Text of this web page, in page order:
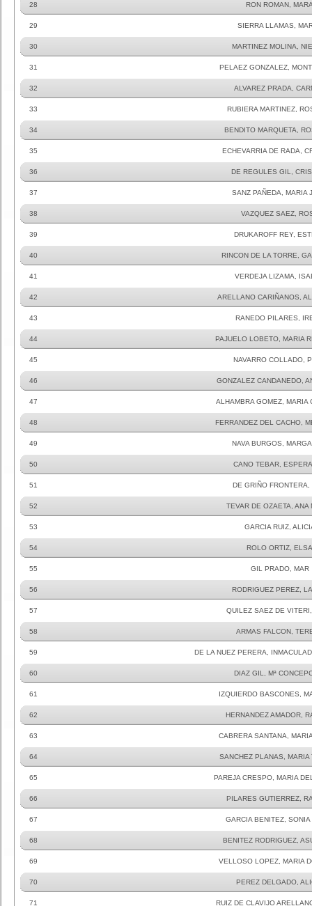
28 RON ROMAN,
29 SIERRA LLAMAS,
30 MARTINEZ MOLINA,
31 PELAEZ GONZALEZ,
32 ALVAREZ PRADA,
33 RUBIERA MARTINEZ,
34 BENDITO MARQUETA,
35 ECHEVARRIA DE RADA,
36 DE REGULES GIL,
37 SANZ PAÑEDA, MARIA
38 VAZQUEZ SAEZ,
39 DRUKAROFF REY,
40 RINCON DE LA TORRE,
41 VERDEJA LIZAMA,
42 ARELLANO CARIÑANOS,
43 RANEDO PILARES,
44 PAJUELO LOBETO, MARIA
45 NAVARRO COLLADO,
46 GONZALEZ CANDANEDO,
47 ALHAMBRA GOMEZ, MARIA
48 FERRANDEZ DEL CACHO,
49 NAVA BURGOS,
50 CANO TEBAR,
51 DE GRIÑO FRONTERA,
52 TEVAR DE OZAETA, ANA
53 GARCIA RUIZ,
54 ROLO ORTIZ, ELSA
55 GIL PRADO, MAR
56 RODRIGUEZ PEREZ,
57 QUILEZ SAEZ DE
58 ARMAS FALCON,
59 DE LA NUEZ PERERA,
60 DIAZ GIL, Mª
61 IZQUIERDO BASCONES,
62 HERNANDEZ AMADOR,
63 CABRERA SANTANA,
64 SANCHEZ PLANAS, MARIA
65 PAREJA CRESPO, MARIA
66 PILARES GUTIERREZ,
67 GARCIA BENITEZ, SONIA
68 BENITEZ RODRIGUEZ,
69 VELLOSO LOPEZ, MARIA
70 PEREZ DELGADO,
71 RUIZ DE CLAVIJO